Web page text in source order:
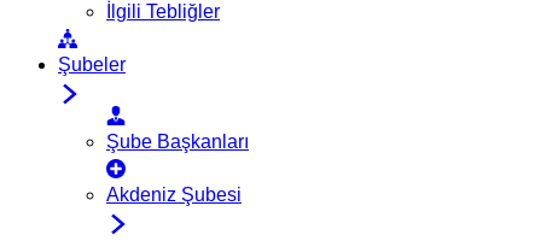
İlgili Tebliğler
Şubeler
Şube Başkanları
Akdeniz Şubesi